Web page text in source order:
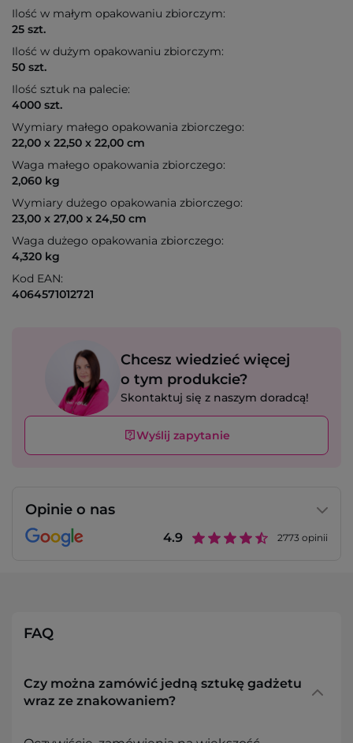
Ilość w małym opakowaniu zbiorczym:
25 szt.
Ilość w dużym opakowaniu zbiorczym:
50 szt.
Ilość sztuk na palecie:
4000 szt.
Wymiary małego opakowania zbiorczego:
22,00 x 22,50 x 22,00 cm
Waga małego opakowania zbiorczego:
2,060 kg
Wymiary dużego opakowania zbiorczego:
23,00 x 27,00 x 24,50 cm
Waga dużego opakowania zbiorczego:
4,320 kg
Kod EAN:
4064571012721
Chcesz wiedzieć więcej
o tym produkcie?
Skontaktuj się z naszym doradcą!
Wyślij zapytanie
Opinie o nas
4.9 2773 opinii
FAQ
Czy można zamówić jedną sztukę gadżetu
wraz ze znakowaniem?